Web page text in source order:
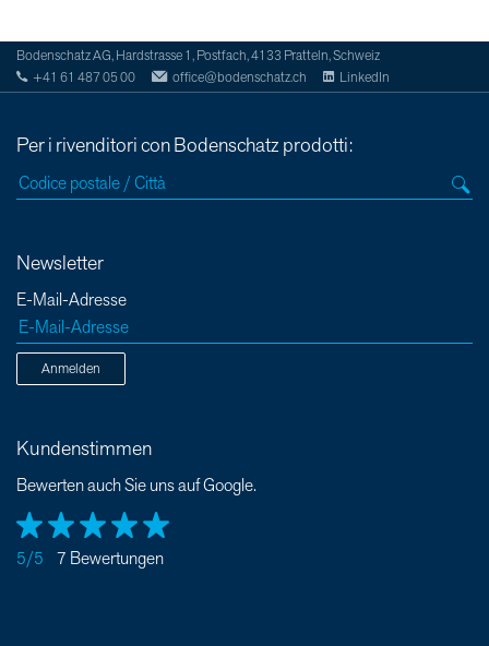
Bodenschatz AG, Hardstrasse 1, Postfach, 4133 Pratteln, Schweiz
+41 61 487 05 00
office@bodenschatz.ch LinkedIn
Per i rivenditori con Bodenschatz prodotti:
Newsletter
E-Mail-Adresse
Anmelden
Kundenstimmen
Bewerten auch Sie uns auf Google.
5/5 7 Bewertungen